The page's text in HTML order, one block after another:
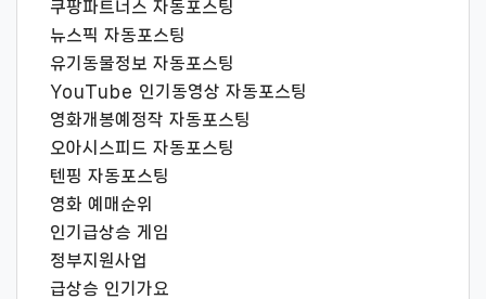
쿠팡파트너스 자동포스팅
뉴스픽 자동포스팅
유기동물정보 자동포스팅
YouTube 인기동영상 자동포스팅
영화개봉예정작 자동포스팅
오아시스피드 자동포스팅
텐핑 자동포스팅
영화 예매순위
인기급상승 게임
정부지원사업
급상승 인기가요